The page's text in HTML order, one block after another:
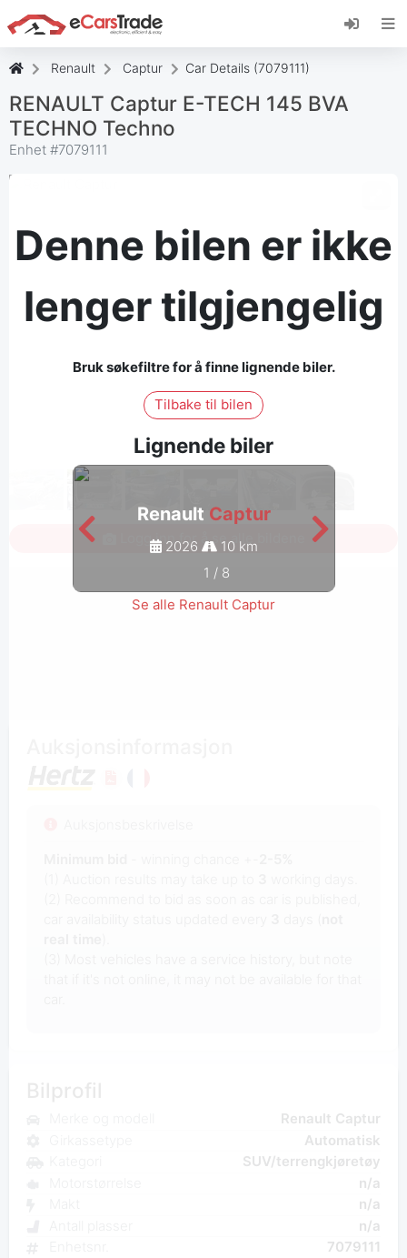
Installer eCarsTrade-nettappen, legg den til på
startskjermen og motta umiddelbare
Renault Captur Car Details (7079111)
RENAULT Captur E-TECH 145 BVA
TECHNO Techno
Enhet #7079111
Denne bilen er ikke
lenger tilgjengelig
Bruk søkefiltre for å finne lignende biler.
Tilbake til bilen
Lignende biler
Renault Captur
2026
10 km
1 / 8
Se alle Renault Captur
Logg inn for å se alle bildene
Renault Captur
Automatisk
SUV/terrengkjøretøy
n/a
n/a
n/a
7079111